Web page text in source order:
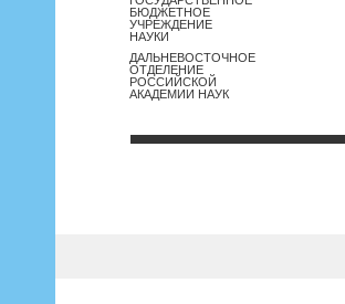
БЮДЖЕТНОЕ
УЧРЕЖДЕНИЕ
НАУКИ
ДАЛЬНЕВОСТОЧНОЕ
ОТДЕЛЕНИЕ
РОССИЙСКОЙ
АКАДЕМИИ НАУК